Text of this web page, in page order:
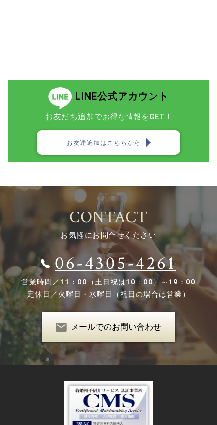
LINE公式アカウント
お友だち追加でお得な情報をGET！
お友達追加はこちらから
CONTACT
お気軽にお問合せください
06-4305-4261
営業時間／11：00（土日祝は10：00）～19：00
定休日／火曜日・水曜日（祝日の場合は営業）
メールでのお問い合わせ